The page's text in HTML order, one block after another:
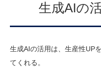
生成AIの
生成AIの活用は、生産性UP
てくれる。